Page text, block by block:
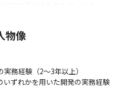
』
スマートに管理
ケーション
務
物像
務経験（2〜3年以上）
ずれかを用いた開発の実務経験